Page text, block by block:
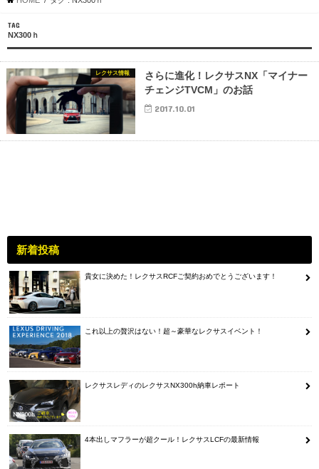
TAG
NX300ｈ
レクサス情報
さらに進化！レクサスNX「マイナー
チェンジTVCM」のお話
2017.10.01
新着投稿
貴女に決めた！レクサスRCFご契約おめでとうございます！
これ以上の贅沢はない！超～豪華なレクサスイベント！
レクサスレディのレクサスNX300h納車レポート
4本出しマフラーが超クール！レクサスLCFの最新情報